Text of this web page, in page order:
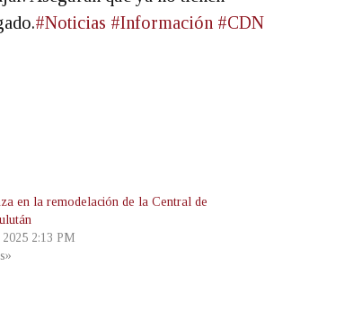
#Noticias #Información #CDN
en la remodelación de la Central de
2:13 PM